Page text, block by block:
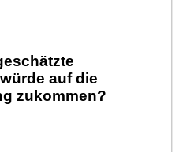
auf die
zukommen?